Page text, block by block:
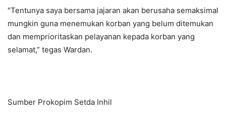
″Tentunya saya bersama jajaran akan berusaha semaksimal
mungkin guna menemukan korban yang belum ditemukan
dan memprioritaskan pelayanan kepada korban yang
selamat,” tegas Wardan.
Sumber Prokopim Setda Inhil